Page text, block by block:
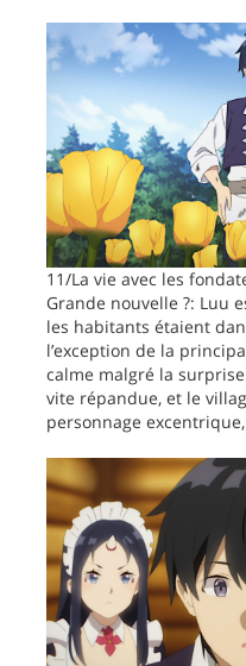
11/La vie avec les
Grande nouvelle ?: Luu
les habitants étaient
l’exception de la
calme malgré la
vite répandue, et le
personnage